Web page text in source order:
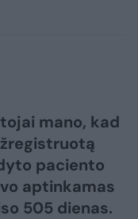
mano, kad
paciento
aptinkamas
505 dienas.